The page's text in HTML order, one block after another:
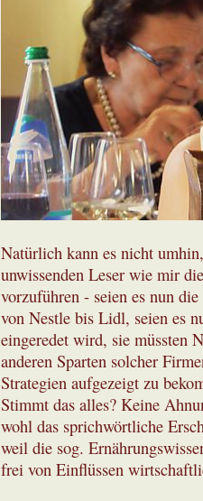
Natürlich kann es nicht
unwissenden Leser wie mir
vorzuführen - seien es nun
von Nestle bis Lidl, seien es
eingeredet wird, sie müssten
anderen Sparten solcher
Strategien aufgezeigt zu
Stimmt das alles? Keine
wohl das sprichwörtliche
weil die sog.
frei von Einflüssen